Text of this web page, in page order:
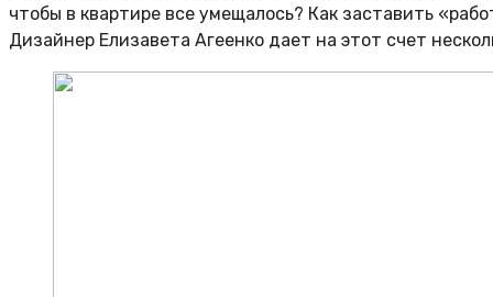
чтобы в квартире все умещалось? Как заставить
Дизайнер Елизавета Агеенко дает на этот счет